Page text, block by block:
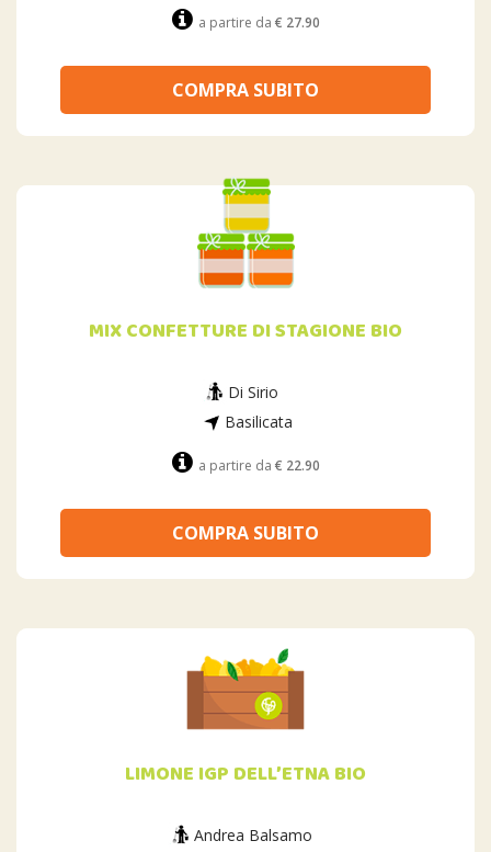
a partire da € 27.90
COMPRA SUBITO
MIX CONFETTURE DI STAGIONE BIO
Di Sirio
Basilicata
a partire da € 22.90
COMPRA SUBITO
LIMONE IGP DELL’ETNA BIO
Andrea Balsamo